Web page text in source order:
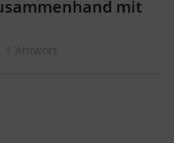
mit
1 Antwort